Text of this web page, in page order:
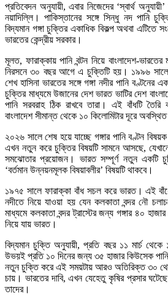
প্রতিবেদন অনুযায়ী, এবার নিজেদের ‘স্বার্থ
নয়াদিল্লি। পাকিস্তানের সঙ্গে সিন্ধু নদ পানি
বিদ্যমান গঙ্গা চুক্তির একাধিক বিকল্প অথবা এটিতে
ভারতের কেন্দ্রীয় সরকার।
মূলত, ফারাক্কায় পানি বন্টন নিয়ে বাংলাদেশ-
নিরসনে ৩০ বছর আগে এ চুক্তিটি হয়। ১৯৯৬ সালে
শেখ হাসিনা ভারতের সঙ্গে গঙ্গা নদীর পানি বণ্টনের
চুক্তির মাধ্যমে উজানের দেশ ভারত ভাটির দেশ
পানি সরবরাহ ঠিক রাখবে তারা। এই বাঁধটি তৈরি
বাংলাদেশ সীমান্ত থেকে ১০ কিলোমিটার দূরে
২০২৬ সালে শেষ হয়ে যাচ্ছে গঙ্গার পানি বণ্টন
এখন নতুন করে চুক্তির বিষয়টি সামনে আসছে,
সমঝোতার প্রয়োজন। ভারত সম্পূর্ণ নতুন একটি
‘বর্তমান উন্নয়নমূলক বিষয়াবলীর’ বিষয়টি থাকবে।
১৯৭৫ সালে ফারাক্কা বাঁধ সচল করে ভারত। এই
নদীতে নিয়ে যাওয়া হয় যেন কলকাতা বন্দর নৌ
মাধ্যমে কলকাতা বন্দর ট্রাস্টের জন্য গঙ্গার ৪০
নিয়ে যায় ভারত।
বিদ্যমান চুক্তি অনুযায়ী, প্রতি বছর ১১ মার্চ
উভয়ই প্রতি ১০ দিনের জন্য ৩৫ হাজার কিউসেক
নতুন চুক্তি করে এই সময়টায় আরও অতিরিক্ত ৩০
চায়। ভারতের দাবি, এখন যেহেতু কৃষির প্রসার
তাদের।